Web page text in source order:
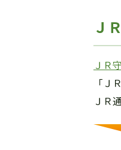
Ｊ
ＪＲ
「Ｊ
ＪＲ